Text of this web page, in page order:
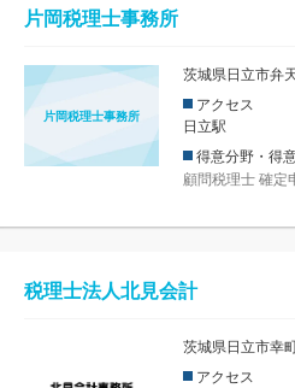
片岡税理士事務所
片岡税理士事務所
茨城県日立市弁
アクセス
日立駅
得意分野・得
顧問税理士 確定
税理士法人北見会計
茨城県日立市幸
アクセス